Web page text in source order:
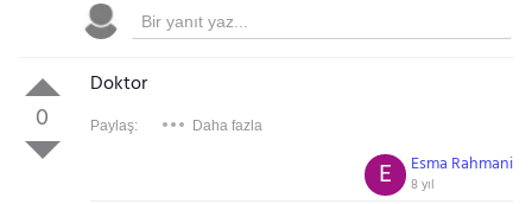
0
Doktor
Paylaş: Daha fazla
Esma Rahmani
8 yıl
E